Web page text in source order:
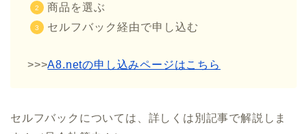
商品を選ぶ
セルフバック経由で申し込む
>>>A8.netの申し込みページはこちら
セルフバックについては、詳しくは別記事で解説しま